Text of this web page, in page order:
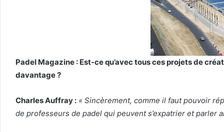
Padel Magazine : Est-ce qu’avec tous ces projets de
davantage ?
Charles Auffray : « Sincèrement, comme il faut pouvoir
de professeurs de padel qui peuvent s’expatrier et parler